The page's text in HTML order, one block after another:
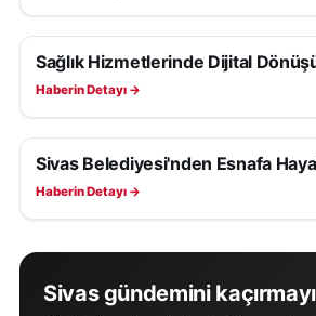
SAĞLIK
Sağlık Hizmetlerinde Dijital
Haberin Detayı →
SAĞLIK
Sivas Belediyesi'nden Esnafa
Haberin Detayı →
Sivas gündemini